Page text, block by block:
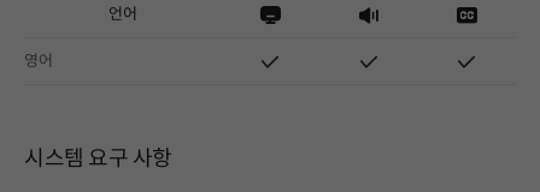
언어
영어
시스템 요구 사항